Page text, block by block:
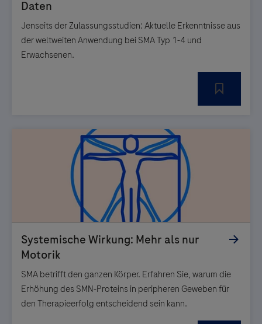
Jenseits der Zulassungsstudien: Aktuelle Erkenntnisse aus
der weltweiten Anwendung bei SMA Typ 1-4 und
Erwachsenen.
SMA betrifft den ganzen Körper. Erfahren Sie, warum die
Erhöhung des SMN-Proteins in peripheren Geweben für
den Therapieerfolg entscheidend sein kann.